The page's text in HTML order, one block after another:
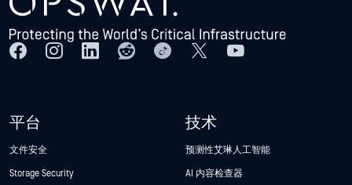
平台
文件安全
Storage Security
技术
预测性艾琳人工智能
AI 内容检查器